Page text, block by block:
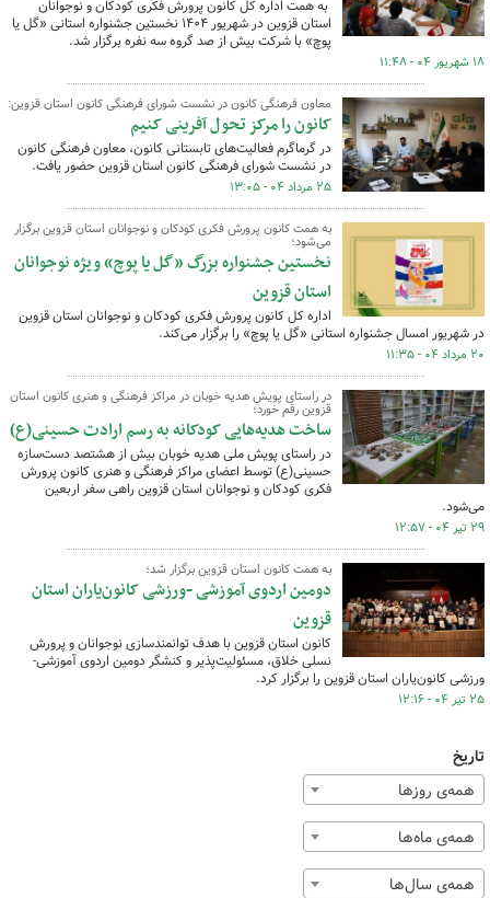
به همت اداره کل کانون پرورش فکری کودکان و نوجوانان
استان قزوین در شهریور ۱۴۰۴ نخستین جشنواره استانی «گل یا
پوچ» با شرکت بیش از صد گروه سه نفره برگزار شد.
۱۸ شهریور ۰۴ - ۱۱:۴۸
معاون فرهنگی کانون در نشست شورای فرهنگی کانون استان قزوین:
کانون را مرکز تحول آفرینی کنیم
در گرماگرم فعالیت‌های تابستانی کانون، معاون فرهنگی کانون
در نشست شورای فرهنگی کانون استان قزوین حضور یافت.
۲۵ مرداد ۰۴ - ۱۳:۰۵
به همت کانون پرورش فکری کودکان و نوجوانان استان قزوین برگزار
می‌شود؛
نخستین جشنواره بزرگ «گل یا پوچ» ویژه نوجوانان
استان قزوین
اداره کل کانون پرورش فکری کودکان و نوجوانان استان قزوین
در شهریور امسال جشنواره استانی «گل یا پوچ» را برگزار می‌کند.
۲۰ مرداد ۰۴ - ۱۱:۳۵
در راستای پویش هدیه خوبان در مراکز فرهنگی و هنری کانون استان
قزوین رقم خورد؛
ساخت هدیه‌هایی کودکانه به رسم ارادت حسینی(ع)
در راستای پویش ملی هدیه خوبان بیش از هشتصد دست‌سازه
حسینی(ع) توسط اعضای مراکز فرهنگی و هنری کانون پرورش
فکری کودکان و نوجوانان استان قزوین راهی سفر اربعین
می‌شود.
۲۹ تیر ۰۴ - ۱۲:۵۷
به همت کانون استان قزوین برگزار شد؛
دومین اردوی آموزشی -ورزشی کانون‌یاران استان
قزوین
کانون استان قزوین با هدف توانمندسازی نوجوانان و پرورش
نسلی خلاق، مسئولیت‌پذیر و کنشگر دومین اردوی آموزشی-
ورزشی کانون‌یاران استان قزوین را برگزار کرد.
۲۵ تیر ۰۴ - ۱۲:۱۶
تاریخ
همه‌ی روزها
همه‌ی ماه‌ها
همه‌ی سال‌ها